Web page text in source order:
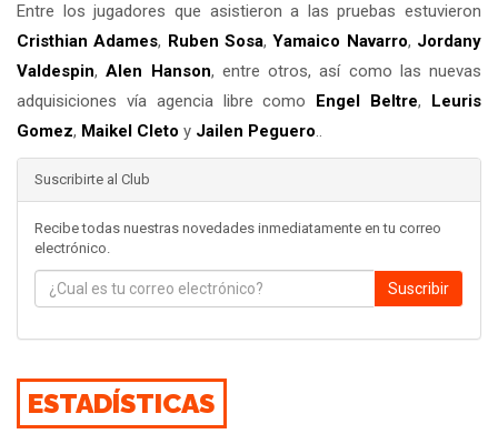
Entre los jugadores que asistieron a las pruebas estuvieron
Cristhian Adames, Ruben Sosa,Yamaico Navarro, Jordany
Valdespin,Alen Hanson, entre otros, así como las nuevas
adquisiciones vía agencia libre como
Engel Beltre,
Leuris
Gomez, Maikel Cleto y Jailen Peguero..
Suscribirte al Club
Recibe todas nuestras novedades inmediatamente en tu correo
electrónico.
Suscribir
ESTADÍSTICAS